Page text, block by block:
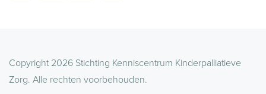
Copyright 2026 Stichting Kenniscentrum Kinderpalliatieve
Zorg. Alle rechten voorbehouden.